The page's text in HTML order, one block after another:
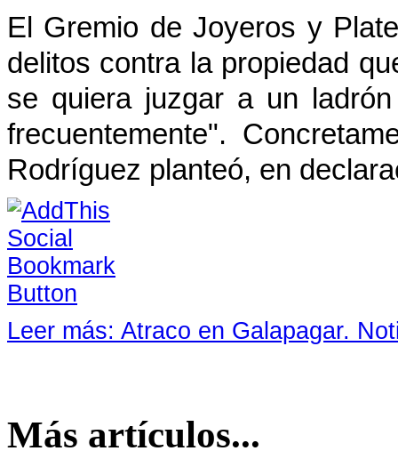
El Gremio de Joyeros y
delitos contra la propiedad
se quiera juzgar a un
frecuentemente".
Rodríguez planteó, en
Leer más: Atraco en Galapagar.
Más artículos...